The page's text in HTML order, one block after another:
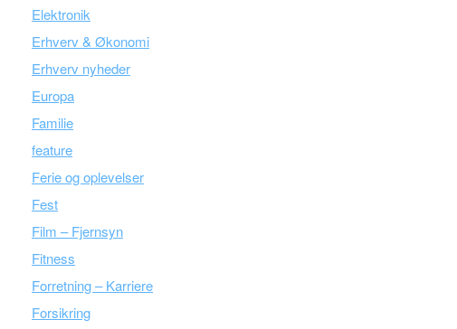
Elektronik
Erhverv & Økonomi
Erhverv nyheder
Europa
Familie
feature
Ferie og oplevelser
Fest
Film – Fjernsyn
Fitness
Forretning – Karriere
Forsikring